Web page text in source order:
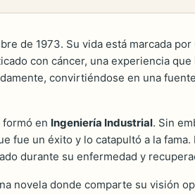
de 1973. Su vida está marcada
con cáncer, una experiencia que
convirtiéndose en una
formó en Ingeniería Industrial. Sin
fue un éxito y lo catapultó a la fama.
durante su enfermedad y
novela donde comparte su visión